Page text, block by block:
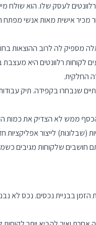
חסר. יש לי חבר שמחזיק רשימת תפוצה של מעל 10,000 לקוחות רלוונטים
אישית מאות אנשי מפתח
מספיק לה לרוב ההוצאות
לקוחות רלוונטים היא
החלקית.
שנבחרו בקפידה. תיק
ממש לא הצדיק את כמות
לייצור אפליקציות
חושבים שלקוחות מגיבים
בבניית נכסים. נכס לא